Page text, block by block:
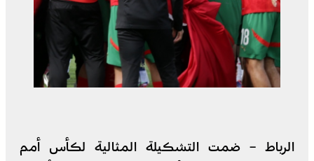
الرباط – ضمت التشكيلة المثالية لكأس أمم